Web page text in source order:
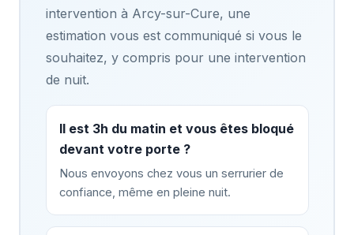
intervention à Arcy-sur-Cure, une
estimation vous est communiqué si vous le
souhaitez, y compris pour une intervention
de nuit.
Il est 3h du matin et vous êtes bloqué
devant votre porte ?
Nous envoyons chez vous un serrurier de
confiance, même en pleine nuit.